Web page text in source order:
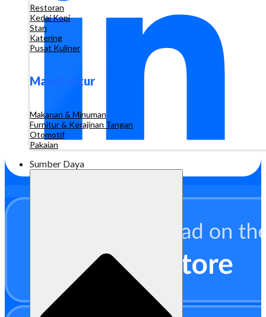
Restoran
Kedai Kopi
Stan
Katering
Pusat Kuliner
Manufaktur
Makanan & Minuman
Furnitur & Kerajinan Tangan
Otomotif
Pakaian
Sumber Daya